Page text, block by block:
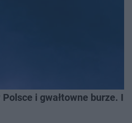
i gwałtowne burze.